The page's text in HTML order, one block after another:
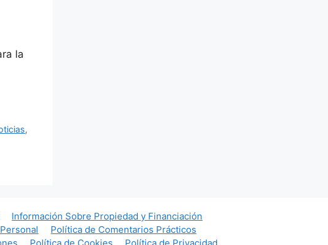
la
,
Información Sobre Propiedad y Financiación
Política de Comentarios Prácticos